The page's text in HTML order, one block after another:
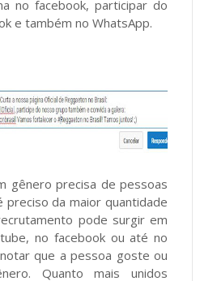
no facebook, participar do
e também no WhatsApp.
gênero precisa de pessoas
preciso da maior quantidade
pode surgir em
no facebook ou até no
que a pessoa goste ou
Quanto mais unidos